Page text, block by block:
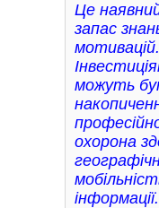
Це
запас
мотивацій.
можуть
охорона
інформації.